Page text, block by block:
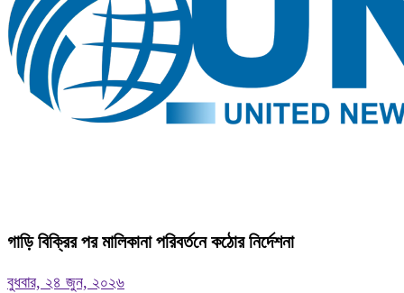
গাড়ি বিক্রির পর মালিকানা পরিবর্তনে কঠোর নির্দেশনা
বুধবার, ২৪ জুন, ২০২৬